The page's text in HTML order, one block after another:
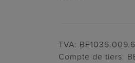
TVA:
Compte de tiers: